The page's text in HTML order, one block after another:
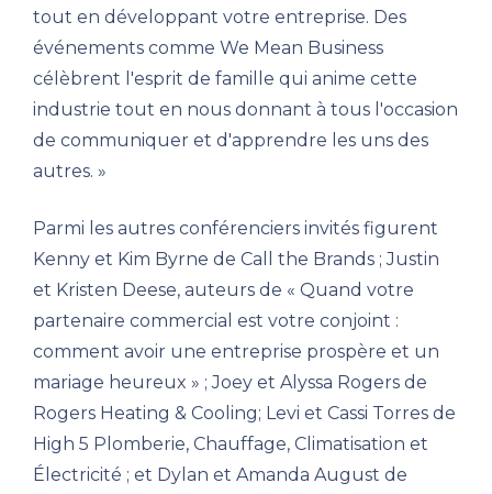
tout en développant votre entreprise. Des
événements comme We Mean Business
célèbrent l'esprit de famille qui anime cette
industrie tout en nous donnant à tous l'occasion
de communiquer et d'apprendre les uns des
autres. »
Parmi les autres conférenciers invités figurent
Kenny et Kim Byrne de Call the Brands ; Justin
et Kristen Deese, auteurs de « Quand votre
partenaire commercial est votre conjoint :
comment avoir une entreprise prospère et un
mariage heureux » ; Joey et Alyssa Rogers de
Rogers Heating & Cooling; Levi et Cassi Torres de
High 5 Plomberie, Chauffage, Climatisation et
Électricité ; et Dylan et Amanda August de